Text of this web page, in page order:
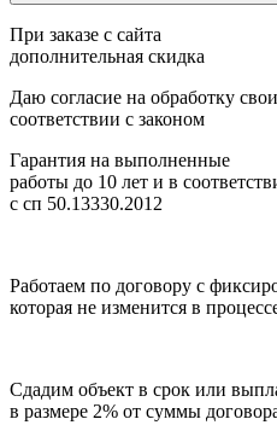
При заказе с сайта
дополнительная скидка
Даю согласие на обработку
соответствии с законом
Гарантия на выполненные
работы до 10 лет и в
с сп 50.13330.2012
Работаем по договору с
которая не изменится в
Сдадим объект в срок или
в размере 2% от суммы